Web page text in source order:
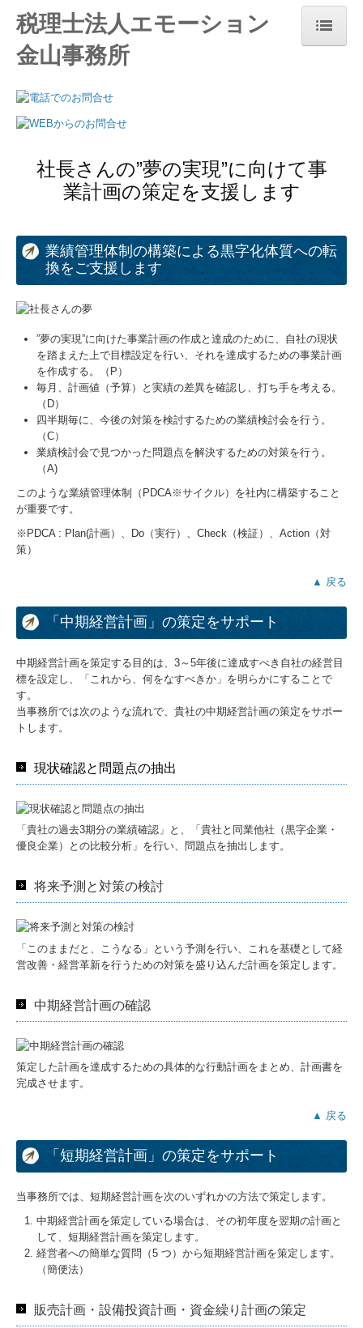
ホーム
事務所紹介
お知らせ
料金案内
関連リンク
個人情報保護方針
税理士法人エモーション
金山事務所
社長さんの”夢の実現”に向けて事
業計画の策定を支援します
業績管理体制の構築による黒字化体質への転
換をご支援します
”夢の実現”に向けた事業計画の作成と達成のために、自社の現状
を踏まえた上で目標設定を行い、それを達成するための事業計画
を作成する。（P）
毎月、計画値（予算）と実績の差異を確認し、打ち手を考える。
（D）
四半期毎に、今後の対策を検討するための業績検討会を行う。
（C）
業績検討会で見つかった問題点を解決するための対策を行う。
（A)
このような業績管理体制（PDCA※サイクル）を社内に構築すること
が重要です。
※PDCA : Plan(計画）、Do（実行）、Check（検証）、Action（対
策）
▲ 戻る
「中期経営計画」の策定をサポート
中期経営計画を策定する目的は、3～5年後に達成すべき自社の経営目
標を設定し、「これから、何をなすべきか」を明らかにすることで
す。
当事務所では次のような流れで、貴社の中期経営計画の策定をサポー
トします。
現状確認と問題点の抽出
「貴社の過去3期分の業績確認」と、「貴社と同業他社（黒字企業・
優良企業）との比較分析」を行い、問題点を抽出します。
将来予測と対策の検討
「このままだと、こうなる」という予測を行い、これを基礎として経
営改善・経営革新を行うための対策を盛り込んだ計画を策定します。
中期経営計画の確認
策定した計画を達成するための具体的な行動計画をまとめ、計画書を
完成させます。
▲ 戻る
「短期経営計画」の策定をサポート
当事務所では、短期経営計画を次のいずれかの方法で策定します。
中期経営計画を策定している場合は、その初年度を翌期の計画と
して、短期経営計画を策定します。
経営者への簡単な質問（5 つ）から短期経営計画を策定します。
（簡便法）
販売計画・設備投資計画・資金繰り計画の策定